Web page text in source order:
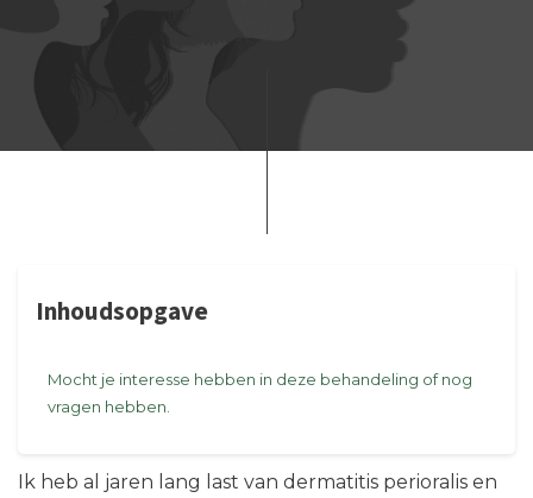
Ik heb al jaren lang last van dermatitis perioralis en
Inhoudsopgave
Mocht je interesse hebben in deze behandeling of nog
vragen hebben.